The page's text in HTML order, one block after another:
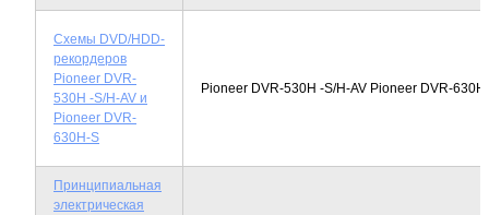
Схемы DVD/HDD-
рекордеров
Pioneer DVR-
530H -S/H-AV и
Pioneer DVR-
630H-S
Pioneer DVR-530H -S/H-AV Pioneer DVR-
Принципиальная
электрическая